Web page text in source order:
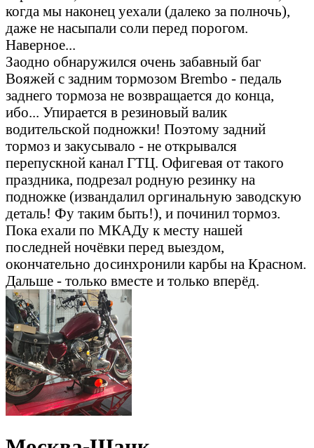
когда мы наконец уехали (далеко за полночь),
даже не насыпали соли перед порогом.
Наверное...
Заодно обнаружился очень забавный баг
Вояжей с задним тормозом Brembo - педаль
заднего тормоза не возвращается до конца,
ибо... Упирается в резиновый валик
водительской подножки! Поэтому задний
тормоз и закусывало - не открывался
перепускной канал ГТЦ. Офигевая от такого
праздника, подрезал родную резинку на
подножке (извандалил оргинальную заводскую
деталь! Фу таким быть!), и починил тормоз.
Пока ехали по МКАДу к месту нашей
последней ночёвки перед выездом,
окончательно досинхронили карбы на Красном.
Дальше - только вместе и только вперёд.